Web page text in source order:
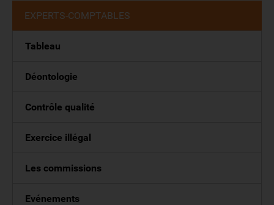
EXPERTS-COMPTABLES
Tableau
Déontologie
Contrôle qualité
Exercice illégal
Les commissions
Evénements